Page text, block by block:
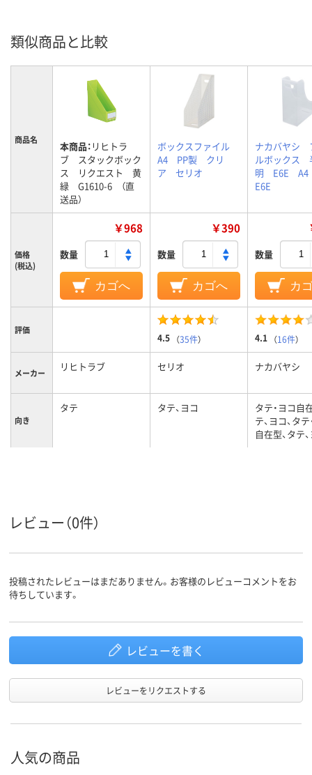
類似商品と比較
商品名 本商品： リヒトラ
ブ スタックボック
ス リクエスト 黄
緑 G1610-6 （直
送品）
ボックスファイル
A4 PP製 クリ
ア セリオ
ナカバヤシ
ルボックス
明 E6E
E6E
価格
(税込)
￥968
数量
カゴへ
￥390
数量
カゴへ
数量
カ
評価
4.5 （35件） 4.1 （16件）
メーカー リヒトラブ セリオ ナカバヤシ
向き
タテ タテ、ヨコ
タテ・ヨコ自
テ、ヨコ、タ
自在型、タテ
サイズ A4
カラーグ
グリーン系 クリア(透明)系 クリア(透明)
レビュー（0件）
投稿されたレビューはまだありません。お客様のレビューコメントをお
待ちしています。
レビューを書く
レビューをリクエストする
人気の商品